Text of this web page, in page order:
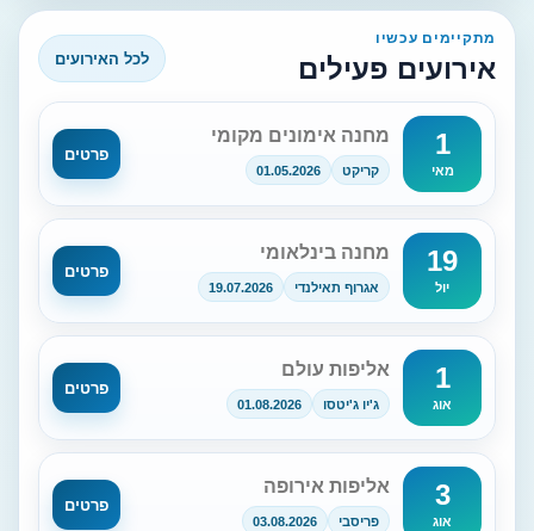
מתקיימים עכשיו
אירועים פעילים לכל האירועים
1
מאי
מחנה אימונים מקומי
קריקט 01.05.2026
פרטים
19
יול
מחנה בינלאומי
אגרוף תאילנדי 19.07.2026
פרטים
1
אוג
אליפות עולם
ג'יו ג'יטסו 01.08.2026
פרטים
3
אוג
אליפות אירופה
פריסבי 03.08.2026
פרטים